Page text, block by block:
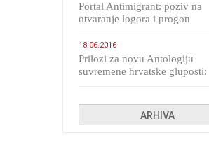
Portal Antimigrant: poziv na
otvaranje logora i progon
18.06.2016
Prilozi za novu Antologiju
suvremene hrvatske gluposti:
ARHIVA